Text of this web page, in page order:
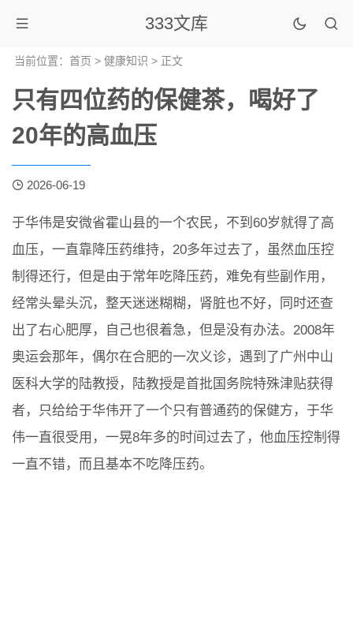
333文库
当前位置： 首页 > 健康知识 > 正文
只有四位药的保健茶，喝好了
20年的高血压
2026-06-19
于华伟是安微省霍山县的一个农民，不到60岁就得了高
血压，一直靠降压药维持，20多年过去了，虽然血压控
制得还行，但是由于常年吃降压药，难免有些副作用，
经常头晕头沉，整天迷迷糊糊，肾脏也不好，同时还查
出了右心肥厚，自己也很着急，但是没有办法。2008年
奥运会那年，偶尔在合肥的一次义诊，遇到了广州中山
医科大学的陆教授，陆教授是首批国务院特殊津贴获得
者，只给给于华伟开了一个只有普通药的保健方，于华
伟一直很受用，一晃8年多的时间过去了，他血压控制得
一直不错，而且基本不吃降压药。